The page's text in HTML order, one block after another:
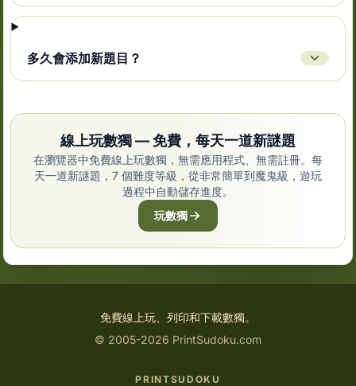
多久會添加新題目？
線上玩數獨 — 免費，每天一道新謎題
在瀏覽器中免費線上玩數獨，無需應用程式、無需註冊。每
天一道新謎題，7 個難度等級，從非常簡單到魔鬼級，遊玩
過程中自動儲存進度。
玩數獨
免費線上玩、列印和下載數獨。
© 2005-2026 PrintSudoku.com
PRINTSUDOKU